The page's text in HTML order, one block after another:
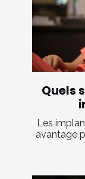
Quels
Les
avantage